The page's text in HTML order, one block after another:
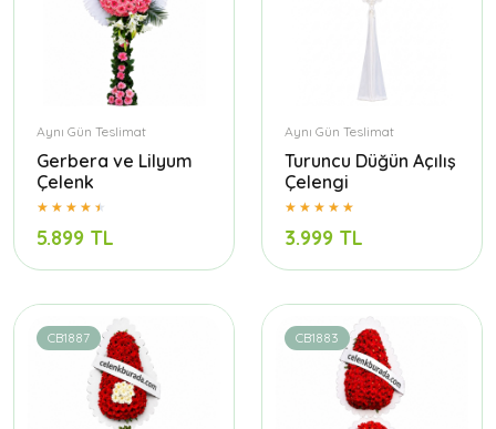
Aynı Gün Teslimat
Gerbera ve Lilyum
Çelenk
5.899 TL
Aynı Gün Teslimat
Turuncu Düğün Açılış
Çelengi
3.999 TL
CB1887 CB1883